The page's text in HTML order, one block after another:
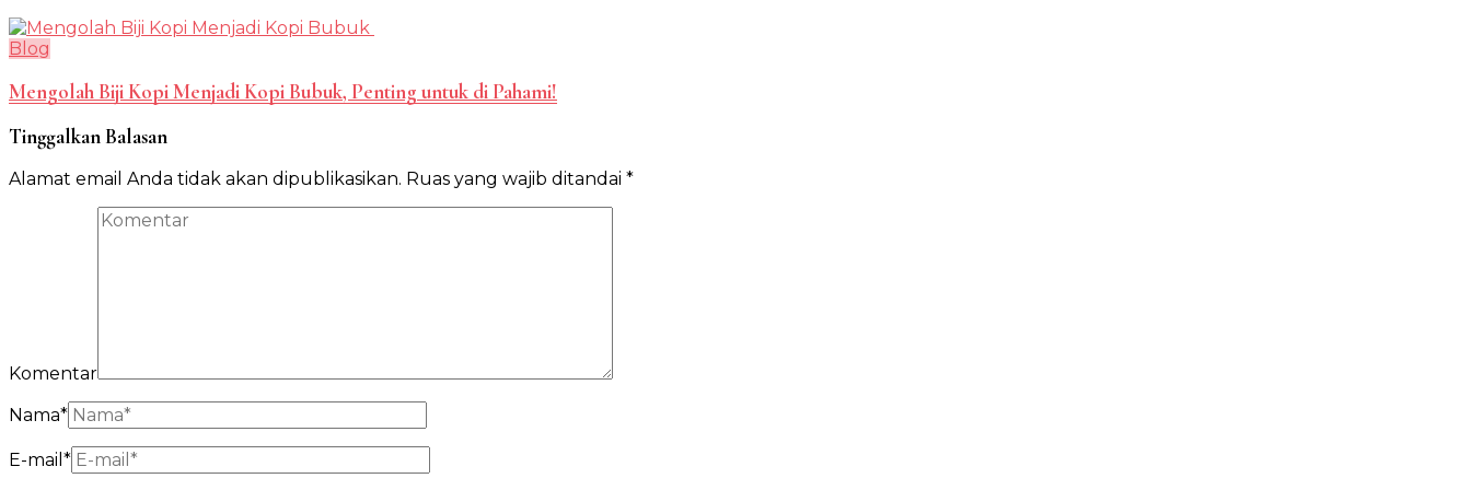
Blog
Mengolah Biji Kopi Menjadi Kopi Bubuk, Penting untuk di Pahami!
Tinggalkan Balasan
Alamat email Anda tidak akan dipublikasikan. Ruas yang wajib ditandai *
Komentar
Nama*
E-mail *